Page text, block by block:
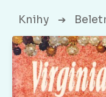
Knihy ➔